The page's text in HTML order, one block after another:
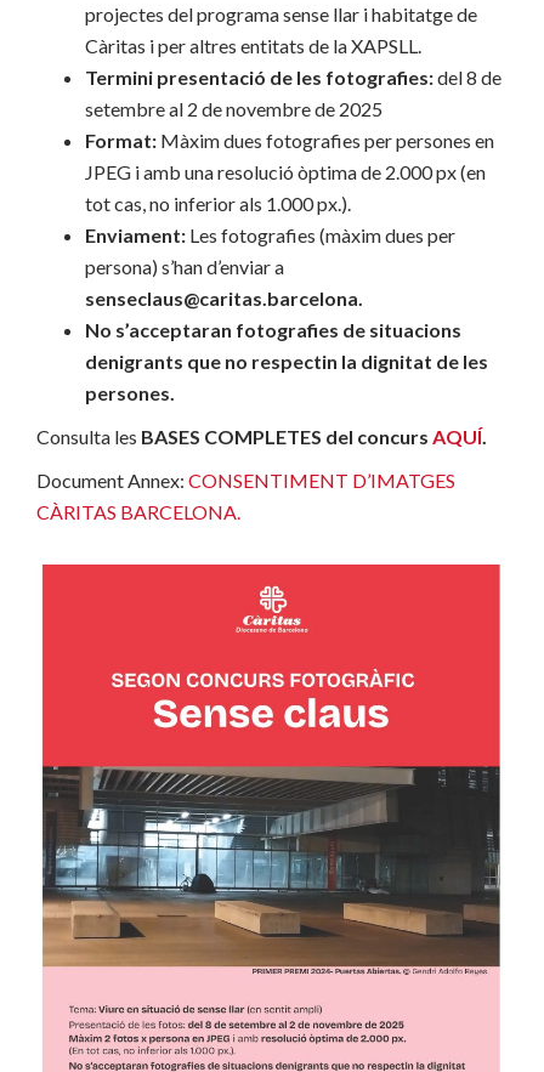
projectes del programa sense llar i habitatge de
Càritas i per altres entitats de la XAPSLL.
Termini presentació de les fotografies:del 8 de
setembre al 2 de novembre de 2025
Format: Màxim dues fotografies per persones en
JPEG i amb una resolució òptima de 2.000 px (en
tot cas, no inferior als 1.000 px.).
Enviament: Les fotografies (màxim dues per
persona) s’han d’enviar a
senseclaus@caritas.barcelona.
No s’acceptaran fotografies de situacions
denigrants que no respectin la dignitat de les
persones.
Consulta les BASES COMPLETES del concurs AQUÍ.
Document Annex: CONSENTIMENT D’IMATGES
CÀRITAS BARCELONA.